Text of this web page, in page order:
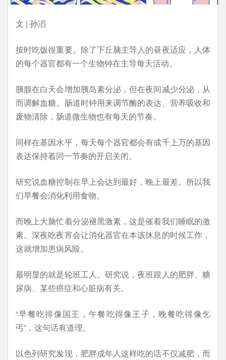
文 | 孙滔
按时吃饭很重要。除了下丘脑主导人的昼夜适应，人体
的每个器官都有一个生物钟在主导每天活动。
胰腺在白天会增加胰岛素分泌，但在夜间减少分泌，从
而调解血糖。肠道时钟用来调节酶的表达、营养吸收和
废物清除，肠道微生物也有每天的节奏。
同样在基因水平，每天每个器官都会有成千上万的基因
表达保持着同一节奏的开启关闭。
研究说血糖控制在早上会达到最好，晚上最差。所以我
们早餐会消化利用食物。
而晚上大脑忙着分泌褪黑激素，这是催着我们睡眠的激
素。深夜吃夜宵会让消化器官在本该休息的时候工作，
这就增加患病风险。
最明显的就是轮班工人。研究说，夜班跟人的肥胖、糖
尿病、某些癌症和心脏病有关。
“早餐吃得像国王，午餐吃得像王子，晚餐吃得像乞
丐”，这句话有道理。
以色列研究发现，肥胖成年人这样吃的话不仅减肥，而